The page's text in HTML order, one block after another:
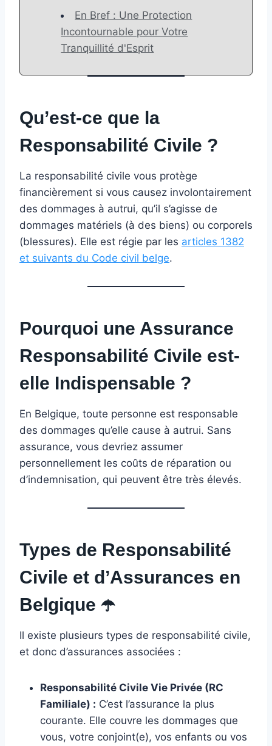
En Bref : Une Protection
Incontournable pour Votre
Tranquillité d'Esprit
Qu’est-ce que la
Responsabilité Civile ?
La responsabilité civile vous protège
financièrement si vous causez involontairement
des dommages à autrui, qu’il s’agisse de
dommages matériels (à des biens) ou corporels
(blessures). Elle est régie par les articles 1382
et suivants du Code civil belge.
Pourquoi une Assurance
Responsabilité Civile est-
elle Indispensable ?
En Belgique, toute personne est responsable
des dommages qu’elle cause à autrui. Sans
assurance, vous devriez assumer
personnellement les coûts de réparation ou
d’indemnisation, qui peuvent être très élevés.
Types de Responsabilité
Civile et d’Assurances en
Belgique ☂️
Il existe plusieurs types de responsabilité civile,
et donc d’assurances associées :
Responsabilité Civile Vie Privée (RC
Familiale) : C’est l’assurance la plus
courante. Elle couvre les dommages que
vous, votre conjoint(e), vos enfants ou vos